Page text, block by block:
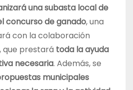
una subasta local de
concurso de ganado, una
con la colaboración
que prestará toda la ayuda
necesaria. Además, se
municipales